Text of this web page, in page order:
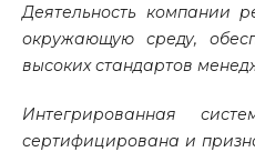
Деятельность компании
окружающую среду,
высоких стандартов
Интегрированная
сертифицирована и